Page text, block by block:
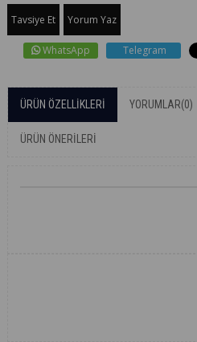
Tavsiye Et Yorum Yaz
WhatsApp Telegram
ÜRÜN ÖZELLIKLERI YORUMLAR(0)
ÜRÜN ÖNERILERI